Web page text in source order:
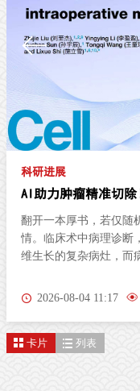
科研进展
AI助力肿瘤精准切
翻开一本厚书，若仅随
情。临床术中病理诊断
维生长的复杂病灶，而
隙立体蔓延、分布隐匿
队联合物理学系季敏标
mapping of glioma
2026-08-04 11:17
卡片 列表